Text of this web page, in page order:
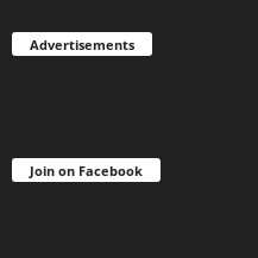
Advertisements
Join on Facebook